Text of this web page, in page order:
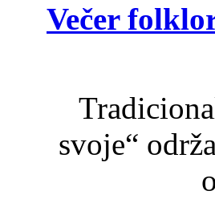
Večer
svoje“